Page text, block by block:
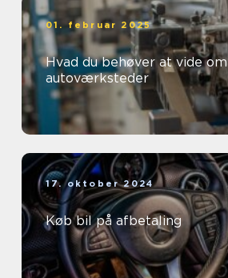
01. februar 2025
Hvad du behøver at vide om
autoværksteder
17. oktober 2024
Køb bil på afbetaling